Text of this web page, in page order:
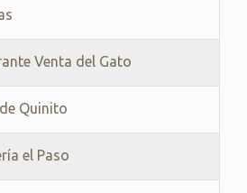
Venta del Gato
Quinito
el Paso